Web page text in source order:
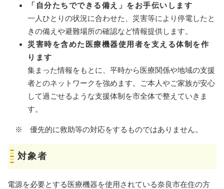
「自分たちでできる備え」をお手伝いします
一人ひとりの状況に合わせた、災害等により停電したと
きの備えや避難場所の確認など情報提供します。
災害時を含めた医療機器使用者を支える体制を作
ります
集まった情報をもとに、平時から医療関係や地域の支援
者とのネットワークを強めます。ご本人やご家族が安心
して過ごせるような支援体制を市全体で整えていきま
す。
※ 優先的に救助等の対応をするものではありません。
対象者
電源を必要とする医療機器を使用されている奈良市在住の方